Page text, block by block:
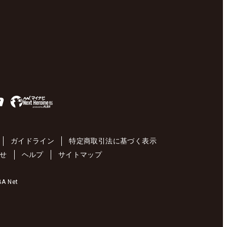
ガイドライン
特定商取引法に基づく表示
ヘルプ サイトマップ
Net